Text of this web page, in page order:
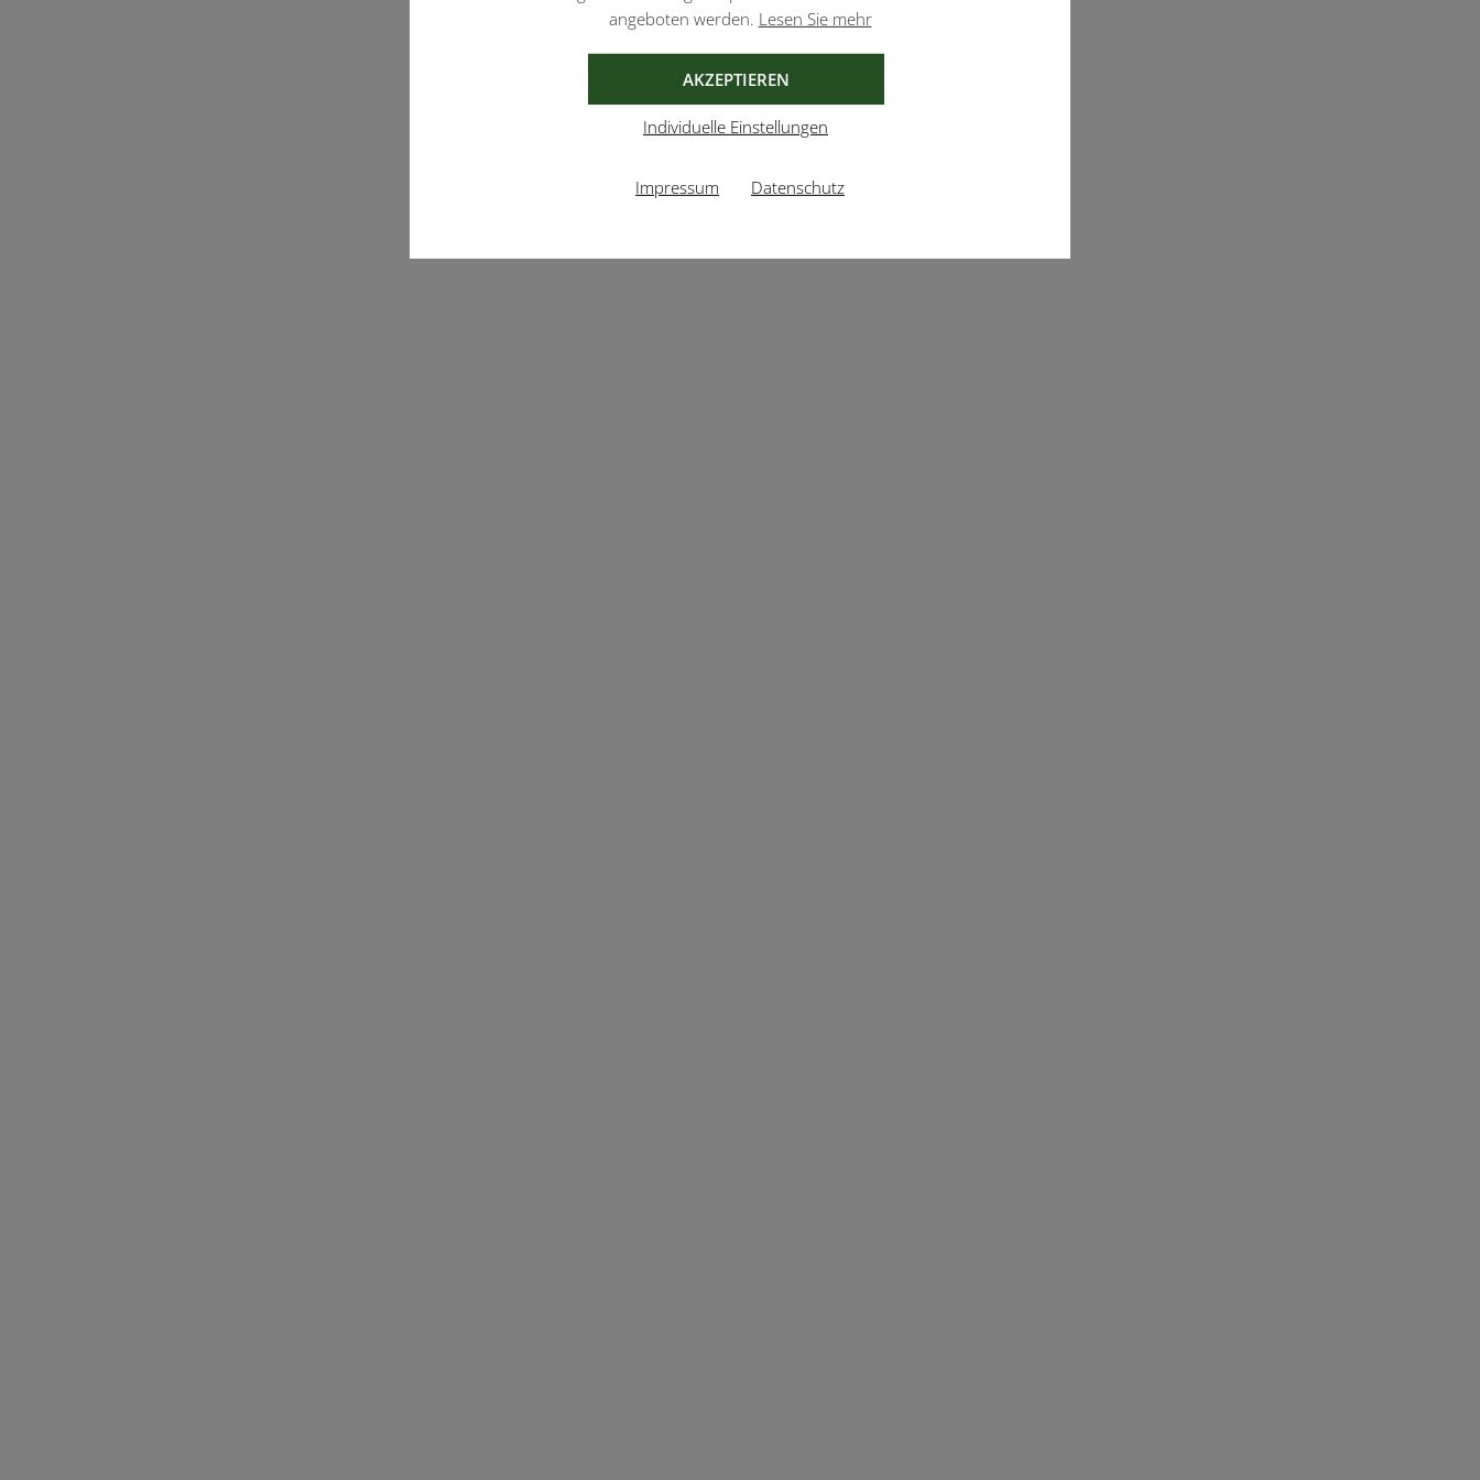
angeboten werden. Lesen Sie mehr
AKZEPTIEREN
Individuelle Einstellungen
Impressum Datenschutz